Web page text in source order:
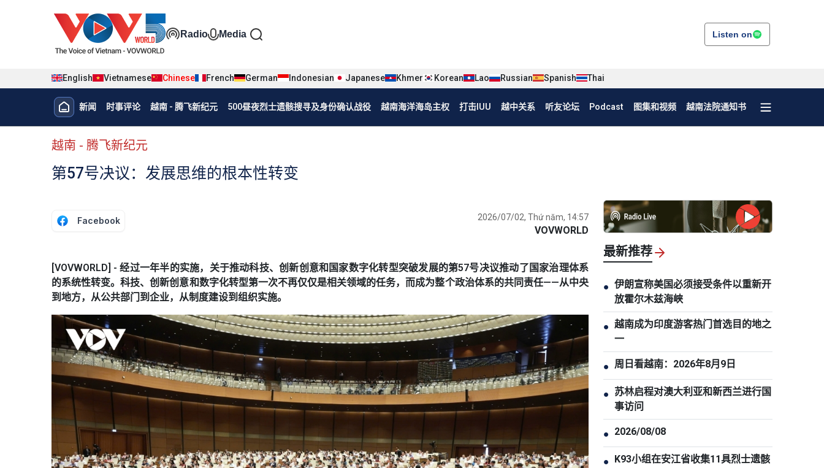
Đa phương tiện tiếng Trung
Radio Media Listen on
English Vietnamese Chinese French German Indonesian Japanese Khmer Korean Lao Russian Spanish Thai
Menu trang chủ tiếng Trung
新闻 时事评论 越南 - 腾飞新纪元 500昼夜烈士遗骸搜寻及身份确认战役 越南海洋海岛主权 打击IUU 越中关系 听友论坛 Podcast 图集和视频 越南法院通知书
menu phụ tiếng Trung
越南 - 腾飞新纪元
第57号决议：发展思维的根本性转变
Facebook 2026/07/02, Thứ năm, 14:57
VOVWORLD
[VOVWORLD] - 经过一年半的实施，关于推动科技、创新创意和国家数字化转型突破发展的第57号决议推动了国家治理体系
的系统性转变。科技、创新创意和数字化转型第一次不再仅仅是相关领域的任务，而成为整个政治体系的共同责任——从中央
到地方，从公共部门到企业，从制度建设到组织实施。
最新推荐
● 伊朗宣称美国必须接受条件以重新开
放霍尔木兹海峡
● 越南成为印度游客热门首选目的地之
一
● 周日看越南：2026年8月9日
● 苏林启程对澳大利亚和新西兰进行国
事访问
● 2026/08/08
● K93小组在安江省收集11具烈士遗骸